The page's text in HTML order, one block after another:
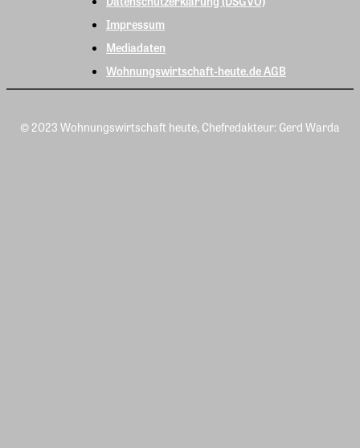
Impressum
Mediadaten
Wohnungswirtschaft-heute.de AGB
© 2023 Wohnungswirtschaft heute, Chefredakteur: Gerd Warda